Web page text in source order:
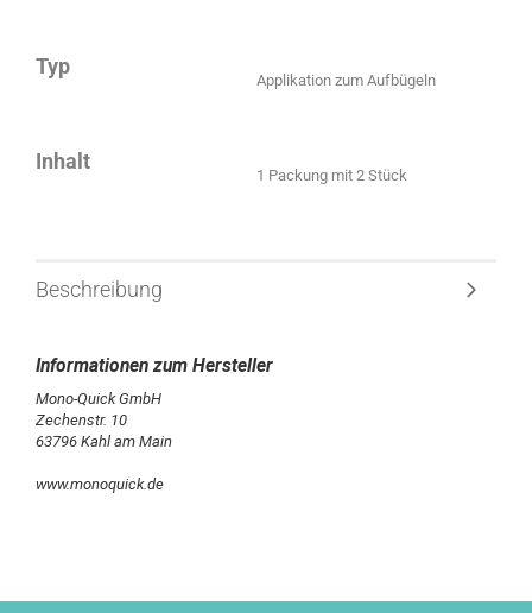
Typ
Applikation zum Aufbügeln
Inhalt
1 Packung mit 2 Stück
Beschreibung
Mono-Quick GmbH
Zechenstr. 10
63796 Kahl am Main
www.monoquick.de